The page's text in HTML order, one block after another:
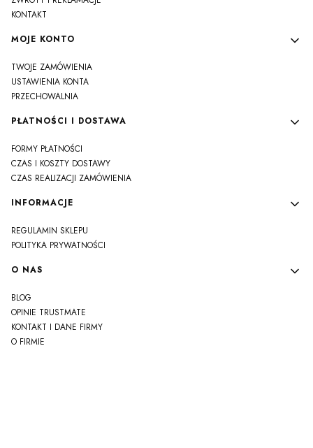
KONTAKT
MOJE KONTO
TWOJE ZAMÓWIENIA
USTAWIENIA KONTA
PRZECHOWALNIA
PŁATNOŚCI I DOSTAWA
FORMY PŁATNOŚCI
CZAS I KOSZTY DOSTAWY
CZAS REALIZACJI ZAMÓWIENIA
INFORMACJE
REGULAMIN SKLEPU
POLITYKA PRYWATNOŚCI
O NAS
BLOG
OPINIE TRUSTMATE
KONTAKT I DANE FIRMY
O FIRMIE